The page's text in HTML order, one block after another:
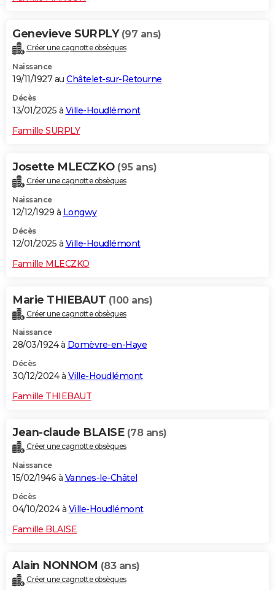
Genevieve SURPLY (97 ans)
Créer une cagnotte obsèques
Naissance
19/11/1927 au Châtelet-sur-Retourne
Décès
13/01/2025 à Ville-Houdlémont
Famille SURPLY
Josette MLECZKO (95 ans)
Créer une cagnotte obsèques
Naissance
12/12/1929 à Longwy
Décès
12/01/2025 à Ville-Houdlémont
Famille MLECZKO
Marie THIEBAUT (100 ans)
Créer une cagnotte obsèques
Naissance
28/03/1924 à Domèvre-en-Haye
Décès
30/12/2024 à Ville-Houdlémont
Famille THIEBAUT
Jean-claude BLAISE (78 ans)
Créer une cagnotte obsèques
Naissance
15/02/1946 à Vannes-le-Châtel
Décès
04/10/2024 à Ville-Houdlémont
Famille BLAISE
Alain NONNOM (83 ans)
Créer une cagnotte obsèques